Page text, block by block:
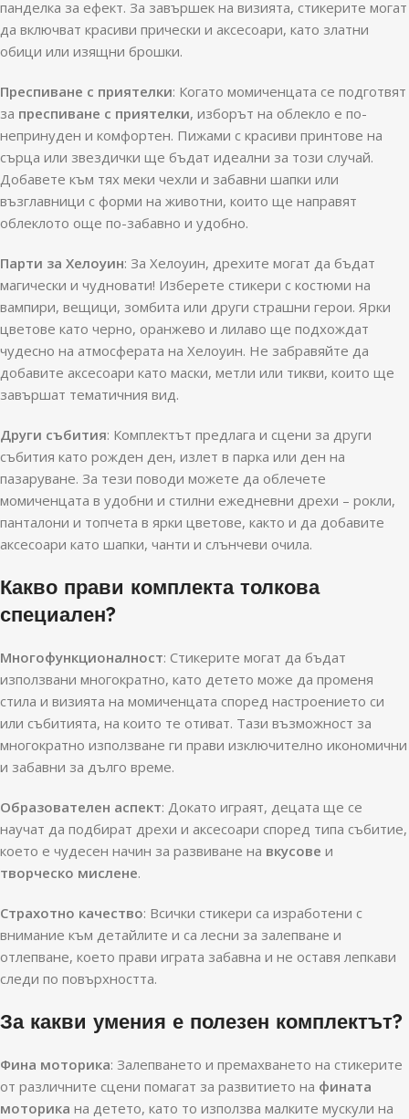
панделка за ефект. За завършек на визията, стикерите могат
да включват красиви прически и аксесоари, като златни
обици или изящни брошки.
Преспиване с приятелки: Когато момиченцата се подготвят
за преспиване с приятелки, изборът на облекло е по-
непринуден и комфортен. Пижами с красиви принтове на
сърца или звездички ще бъдат идеални за този случай.
Добавете към тях меки чехли и забавни шапки или
възглавници с форми на животни, които ще направят
облеклото още по-забавно и удобно.
Парти за Хелоуин: За Хелоуин, дрехите могат да бъдат
магически и чудновати! Изберете стикери с костюми на
вампири, вещици, зомбита или други страшни герои. Ярки
цветове като черно, оранжево и лилаво ще подхождат
чудесно на атмосферата на Хелоуин. Не забравяйте да
добавите аксесоари като маски, метли или тикви, които ще
завършат тематичния вид.
Други събития: Комплектът предлага и сцени за други
събития като рожден ден, излет в парка или ден на
пазаруване. За тези поводи можете да облечете
момиченцата в удобни и стилни ежедневни дрехи – рокли,
панталони и топчета в ярки цветове, както и да добавите
аксесоари като шапки, чанти и слънчеви очила.
Какво прави комплекта толкова
специален?
Многофункционалност: Стикерите могат да бъдат
използвани многократно, като детето може да променя
стила и визията на момиченцата според настроението си
или събитията, на които те отиват. Тази възможност за
многократно използване ги прави изключително икономични
и забавни за дълго време.
Образователен аспект: Докато играят, децата ще се
научат да подбират дрехи и аксесоари според типа събитие,
което е чудесен начин за развиване на вкусове и
творческо мислене.
Страхотно качество: Всички стикери са изработени с
внимание към детайлите и са лесни за залепване и
отлепване, което прави играта забавна и не оставя лепкави
следи по повърхността.
За какви умения е полезен комплектът?
Фина моторика: Залепването и премахването на стикерите
от различните сцени помагат за развитието на фината
моторика на детето, като то използва малките мускули на